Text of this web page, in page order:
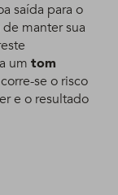
saída para o
manter sua
um tom
se o risco
e o resultado